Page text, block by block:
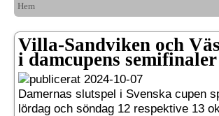
Hem
Villa-Sandviken och
i damcupens semifinaler
2024-10-07
Damernas slutspel i Svenska cupen
lördag och söndag 12 respektive 13